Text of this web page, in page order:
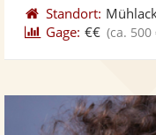
Standort:
Gage: €€ (ca.